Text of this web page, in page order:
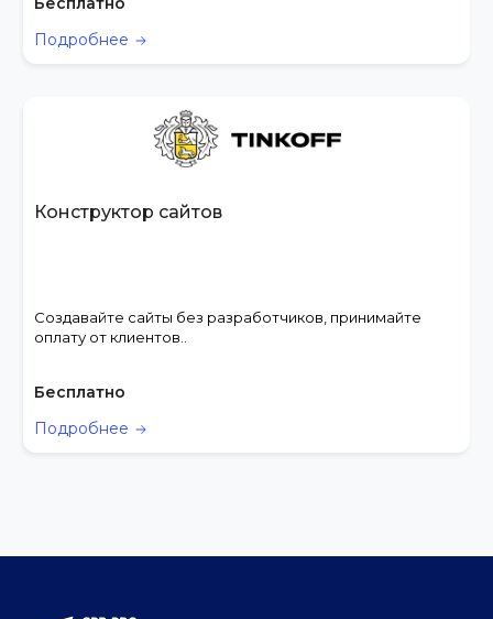
Подробнее
Конструктор сайтов
Создавайте сайты без разработчиков, принимайте
оплату от клиентов..
Бесплатно
Подробнее